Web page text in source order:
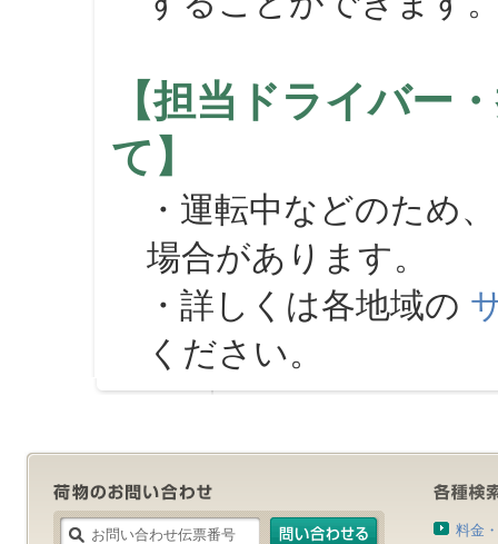
【担当ドライバー
て】
・運転中などのため
場合があります。
・詳しくは各地域の
ください。
料金